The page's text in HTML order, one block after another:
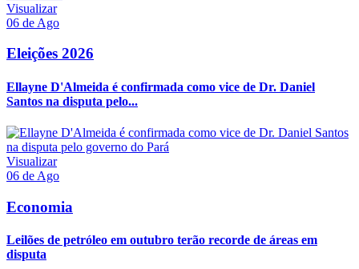
Visualizar
06 de Ago
Eleições 2026
Ellayne D'Almeida é confirmada como vice de Dr. Daniel
Santos na disputa pelo...
Visualizar
06 de Ago
Economia
Leilões de petróleo em outubro terão recorde de áreas em
disputa